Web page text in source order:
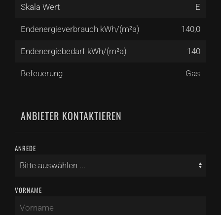
Skala Wert E
Endenergieverbrauch kWh/(m²a) 140,0
Endenergiebedarf kWh/(m²a) 140
Befeuerung Gas
ANBIETER KONTAKTIEREN
ANREDE
VORNAME